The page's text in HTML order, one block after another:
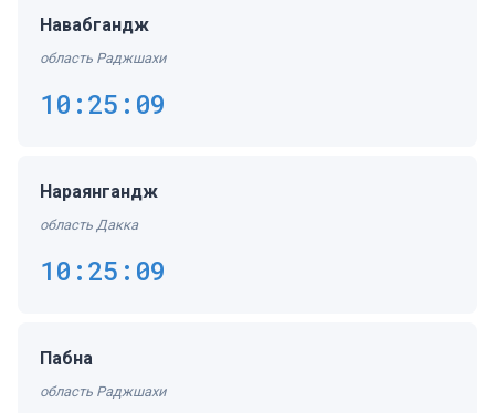
Навабгандж
область Раджшахи
10:25:09
Нараянгандж
область Дакка
10:25:09
Пабна
область Раджшахи